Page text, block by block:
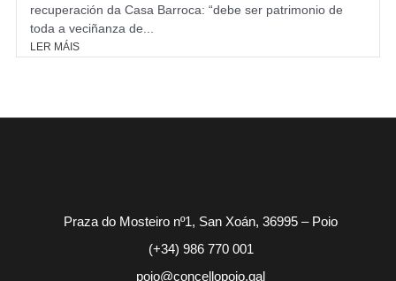
recuperación da Casa Barroca: “debe ser patrimonio de
toda a veciñanza de...
LER MÁIS
Praza do Mosteiro nº1, San Xoán, 36995 – Poio
(+34) 986 770 001
poio@concellopoio.gal